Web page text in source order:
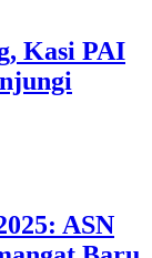
Kasi PAI
ASN